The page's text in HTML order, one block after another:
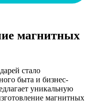
магнитных
стало
быта и бизнес-
уникальную
магнитных